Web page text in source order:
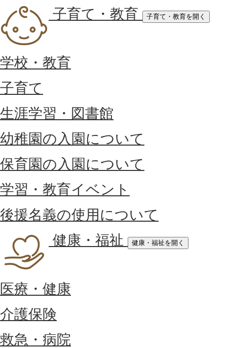
子育て・教育
子育て・教育を開く
学校・教育
子育て
生涯学習・図書館
幼稚園の入園について
保育園の入園について
学習・教育イベント
後援名義の使用について
健康・福祉
健康・福祉を開く
医療・健康
介護保険
救急・病院